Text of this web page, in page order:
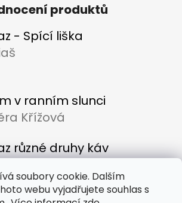
soubory cookie. Dalším
webu vyjadřujete souhlas s
produktů
- Spící liška
produktu je 5 z 5 hvězdiček.
v ranním slunci
produktu je 5 z 5 hvězdiček.
Křížová
různé druhy káv
produktu je 5 z 5 hvězdiček.